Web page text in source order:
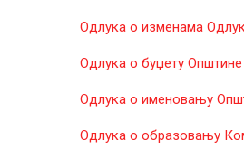
Одлука о изменама
Одлукa о буџету Општине
Одлука о именовању
Одлука о образовању